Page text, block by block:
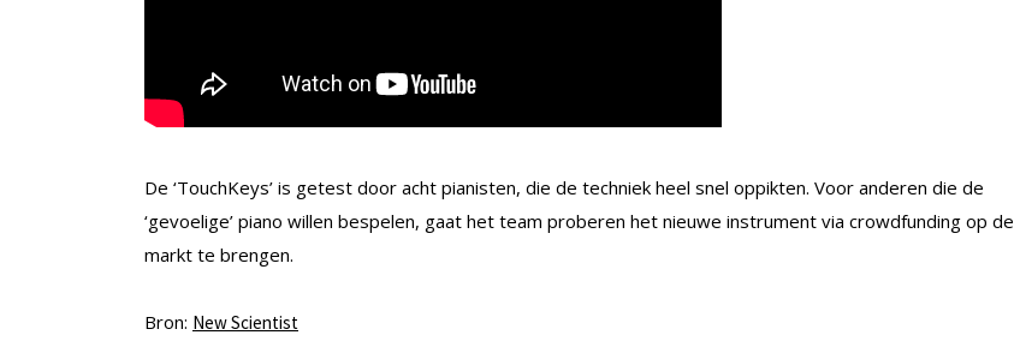
De ‘TouchKeys’ is getest door acht pianisten, die de techniek heel snel oppikten. Voor anderen die de
‘gevoelige’ piano willen bespelen, gaat het team proberen het nieuwe instrument via crowdfunding op de
markt te brengen.
Bron: New Scientist